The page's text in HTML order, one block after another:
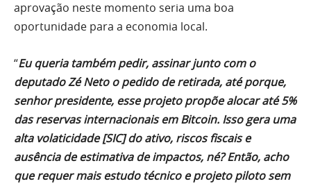
aprovação neste momento seria uma boa
oportunidade para a economia local.
“Eu queria também pedir, assinar junto com o
deputado Zé Neto o pedido de retirada, até porque,
senhor presidente, esse projeto propõe alocar até 5%
das reservas internacionais em Bitcoin. Isso gera uma
alta volaticidade [SIC] do ativo, riscos fiscais e
ausência de estimativa de impactos, né? Então, acho
que requer mais estudo técnico e projeto piloto sem